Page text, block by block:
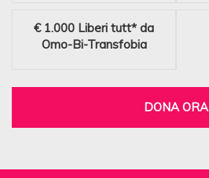
€ 1.000 Liberi tutt* da
Omo-Bi-Transfobia
DONA ORA